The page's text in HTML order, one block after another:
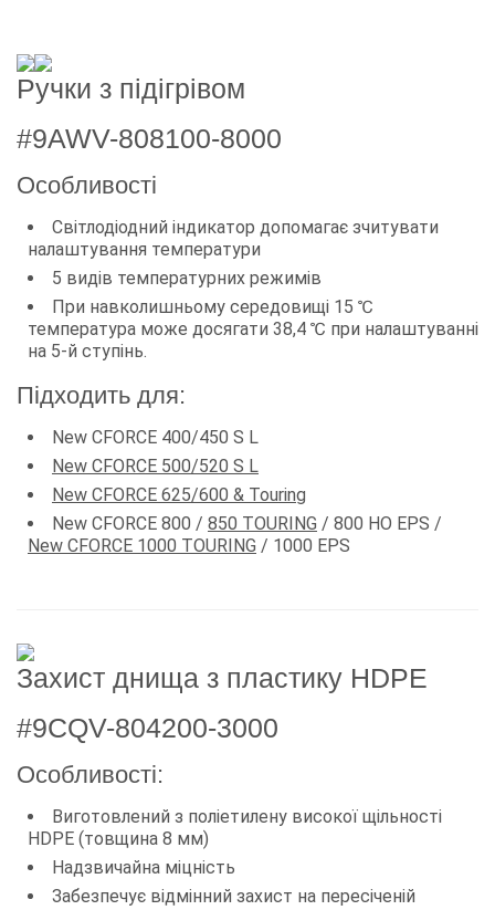
Ручки з підігрівом
#9AWV-808100-8000
Особливості
Світлодіодний індикатор допомагає зчитувати
налаштування температури
5 видів температурних режимів
При навколишньому середовищі 15 ℃
температура може досягати 38,4 ℃ при налаштуванні
на 5-й ступінь.
Підходить для:
New CFORCE 400/450 S L
New CFORCE 500/520 S L
New CFORCE 625/600 & Touring
New CFORCE 800 / 850 TOURING / 800 HO EPS /
New CFORCE 1000 TOURING / 1000 EPS
Захист днища з пластику HDPE
#9CQV-804200-3000
Особливості:
Виготовлений з поліетилену високої щільності
HDPE (товщина 8 мм)
Надзвичайна міцність
Забезпечує відмінний захист на пересіченій